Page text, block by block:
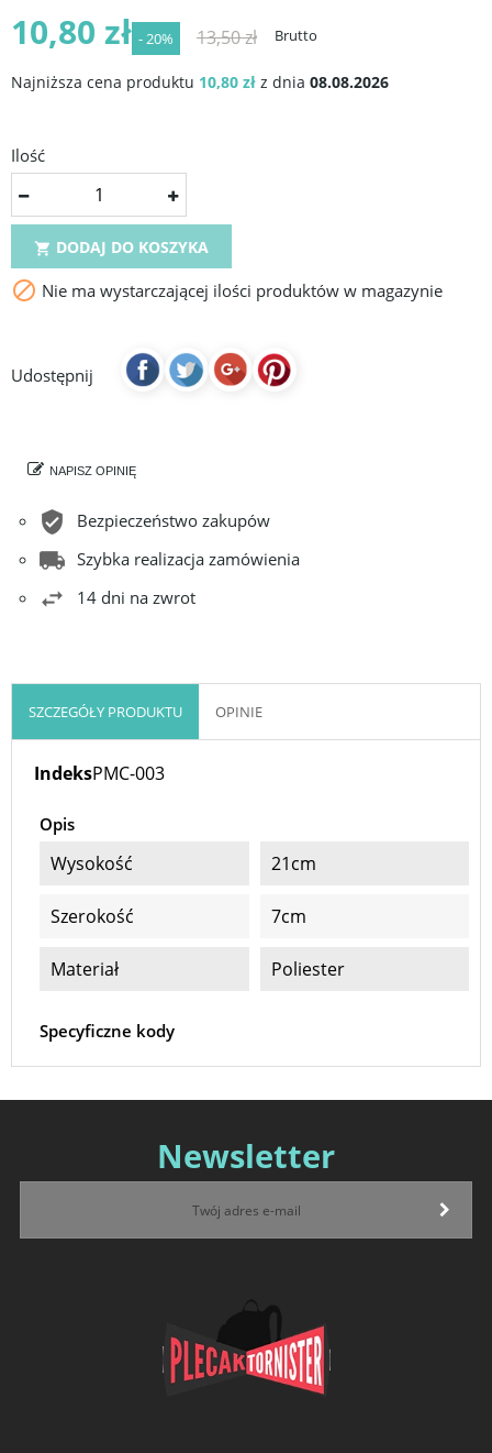
10,80 zł - 20% 13,50 zł Brutto
Najniższa cena produktu 10,80 zł z dnia 08.08.2026
Ilość
 DODAJ DO KOSZYKA
 Nie ma wystarczającej ilości produktów w magazynie
Udostępnij
NAPISZ OPINIĘ
Bezpieczeństwo zakupów
Szybka realizacja zamówienia
14 dni na zwrot
SZCZEGÓŁY PRODUKTU OPINIE
IndeksPMC-003
Opis
Wysokość 21cm
Szerokość 7cm
Materiał Poliester
Specyficzne kody
Newsletter